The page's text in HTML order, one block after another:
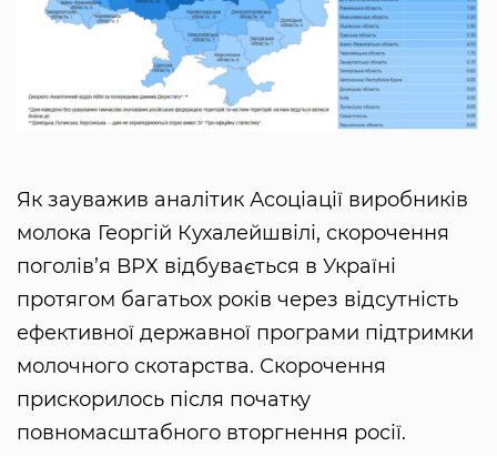
Як зауважив аналітик Асоціації виробників
молока Георгій Кухалейшвілі, скорочення
поголів’я ВРХ відбувається в Україні
протягом багатьох років через відсутність
ефективної державної програми підтримки
молочного скотарства. Скорочення
прискорилось після початку
повномасштабного вторгнення росії.